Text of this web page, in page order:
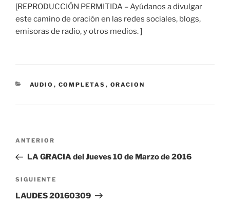
[REPRODUCCIÓN PERMITIDA – Ayúdanos a divulgar
este camino de oración en las redes sociales, blogs,
emisoras de radio, y otros medios. ]
CATEGORÍAS
AUDIO , COMPLETAS , ORACION
Navegación
entradas
Entrada
anterior:
ANTERIOR
LA GRACIA del Jueves 10 de Marzo de 2016
Siguiente
entrada
SIGUIENTE
LAUDES 20160309